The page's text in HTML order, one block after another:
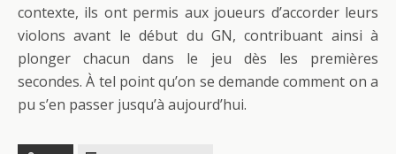
contexte, ils ont permis aux joueurs d’accorder leurs
violons avant le début du GN, contribuant ainsi à
plonger chacun dans le jeu dès les premières
secondes. À tel point qu’on se demande comment on a
pu s’en passer jusqu’à aujourd’hui.